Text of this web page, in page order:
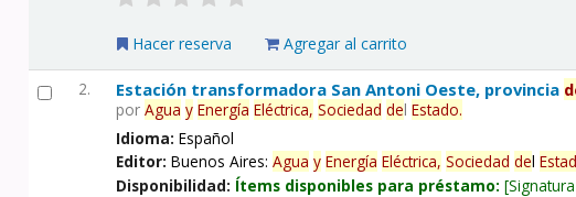
Hacer reserva Agregar al carrito
2. Estación transformadora San Antoni Oeste, provincia
porAgua y Energía Eléctrica, Sociedad delEstado.
Idioma:Español
Editor:Buenos Aires:Agua y Energía Eléctrica, Sociedad del
Disponibilidad: Ítems disponibles para préstamo: